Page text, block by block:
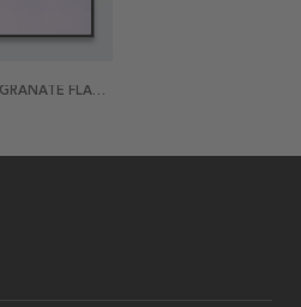
POMEGRANATE FLASH JULISTE